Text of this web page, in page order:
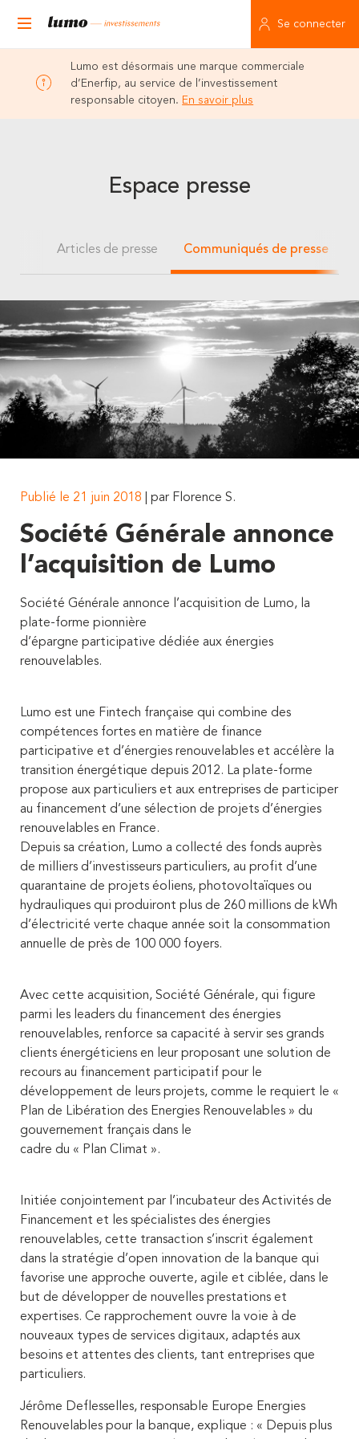
Se connecter
Lumo est désormais une marque commerciale
d’Enerfip, au service de l’investissement
responsable citoyen. En savoir plus
Espace presse
Articles de presse Communiqués de presse
Publié le 21 juin 2018 | par Florence S.
Société Générale annonce
l’acquisition de Lumo
Société Générale annonce l’acquisition de Lumo, la
plate-forme pionnière
d’épargne participative dédiée aux énergies
renouvelables.
Lumo est une Fintech française qui combine des
compétences fortes en matière de finance
participative et d’énergies renouvelables et accélère la
transition énergétique depuis 2012. La plate-forme
propose aux particuliers et aux entreprises de participer
au financement d’une sélection de projets d’énergies
renouvelables en France.
Depuis sa création, Lumo a collecté des fonds auprès
de milliers d’investisseurs particuliers, au profit d’une
quarantaine de projets éoliens, photovoltaïques ou
hydrauliques qui produiront plus de 260 millions de kWh
d’électricité verte chaque année soit la consommation
annuelle de près de 100 000 foyers.
Avec cette acquisition, Société Générale, qui figure
parmi les leaders du financement des énergies
renouvelables, renforce sa capacité à servir ses grands
clients énergéticiens en leur proposant une solution de
recours au financement participatif pour le
développement de leurs projets, comme le requiert le «
Plan de Libération des Energies Renouvelables » du
gouvernement français dans le
cadre du « Plan Climat ».
Initiée conjointement par l’incubateur des Activités de
Financement et les spécialistes des énergies
renouvelables, cette transaction s’inscrit également
dans la stratégie d’open innovation de la banque qui
favorise une approche ouverte, agile et ciblée, dans le
but de développer de nouvelles prestations et
expertises. Ce rapprochement ouvre la voie à de
nouveaux types de services digitaux, adaptés aux
besoins et attentes des clients, tant entreprises que
particuliers.
Jérôme Deflesselles, responsable Europe Energies
Renouvelables pour la banque, explique : « Depuis plus